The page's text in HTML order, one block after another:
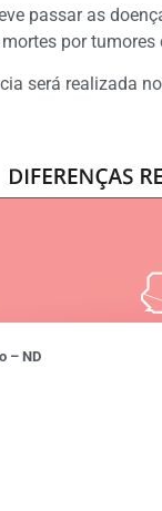
passar as
por
será realizada
– ND